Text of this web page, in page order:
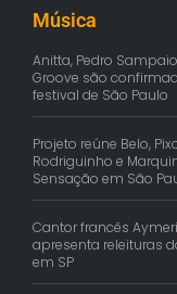
Música
Anitta, Pedro
Groove são
festival de São Paulo
Projeto reúne Belo,
Rodriguinho e
Sensação em São
Cantor francês
apresenta releituras
em SP